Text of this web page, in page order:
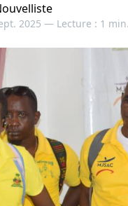
2025 — Lecture : 1 min.